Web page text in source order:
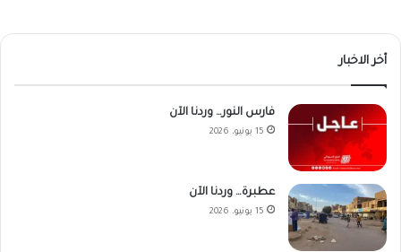
أخر الاخبار
فارس النور… وردنا الآن
15 يونيو، 2026
عطبرة… وردنا الآن
15 يونيو، 2026